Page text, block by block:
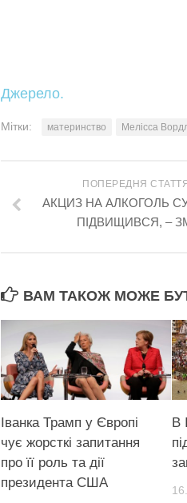
Джерело.
Мітки: материнство Мелісса
ПОПЕРЕДНЯ
АКЦИЗ НА АЛКОГОЛЬ
ПІДВИЩИВСЯ, –
ВАМ ТАКОЖ МОЖЕ
Іванка Трамп у Європі
чує жорсткі запитання
про її роль та дії
президента США
В